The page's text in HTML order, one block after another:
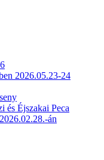
2026.05.23-24
és Éjszakai Peca
án